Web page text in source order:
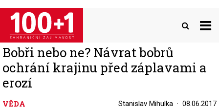
Přejít
hlavnímu
obsahu
Bobři nebo ne? Návrat bobrů
ochrání krajinu před záplavami a
erozí
VĚDA Stanislav Mihulka 08.06.2017